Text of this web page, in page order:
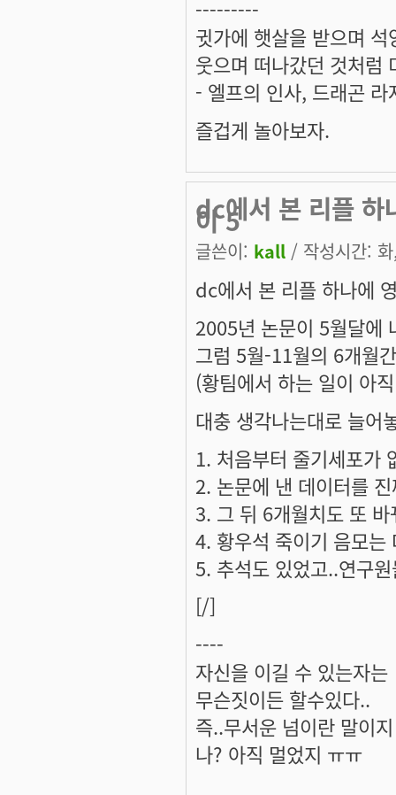
---------
귓가에 햇살을 받으며
웃으며 떠나갔던 것처럼
- 엘프의 인사, 드래곤 라
즐겁게 놀아보자.
dc에서 본 리플
이 5
글쓴이: kall / 작성시간:
dc에서 본 리플 하나에
2005년 논문이 5월달에
그럼 5월-11월의 6개월
(황팀에서 하는 일이 아
대충 생각나는대로 늘어
처음부터 줄기세포가
논문에 낸 데이터를
그 뒤 6개월치도 또
황우석 죽이기 음모
추석도 있었고..연구
[/]
----
자신을 이길 수 있는자는
무슨짓이든 할수있다..
즉..무서운 넘이란 말이
나? 아직 멀었지 ㅠㅠ